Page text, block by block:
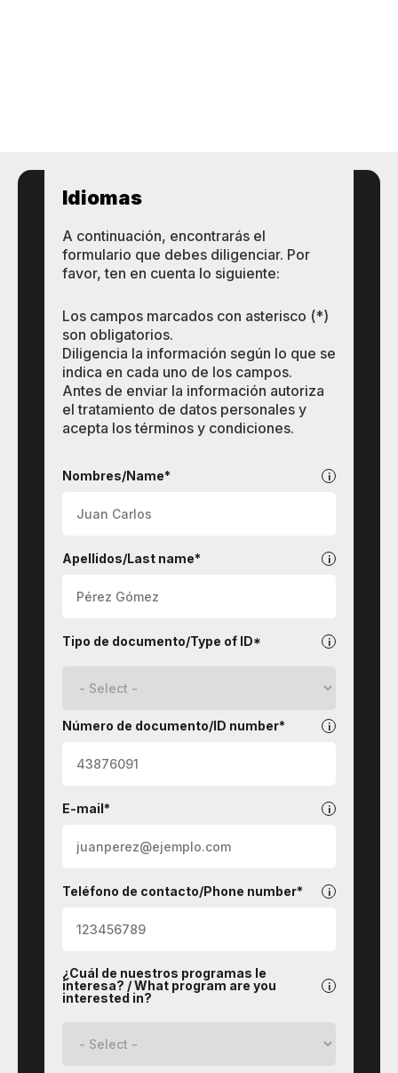
Idiomas
A continuación, encontrarás el
formulario que debes diligenciar. Por
favor, ten en cuenta lo siguiente:
Los campos marcados con asterisco (*)
son obligatorios.
Diligencia la información según lo que se
indica en cada uno de los campos.
Antes de enviar la información autoriza
el tratamiento de datos personales y
acepta los términos y condiciones.
Nombres/Name*
Apellidos/Last name*
Tipo de documento/Type of ID*
Número de documento/ID number*
E-mail*
Teléfono de contacto/Phone number*
¿Cuál de nuestros programas le
interesa? / What program are you
interested in?